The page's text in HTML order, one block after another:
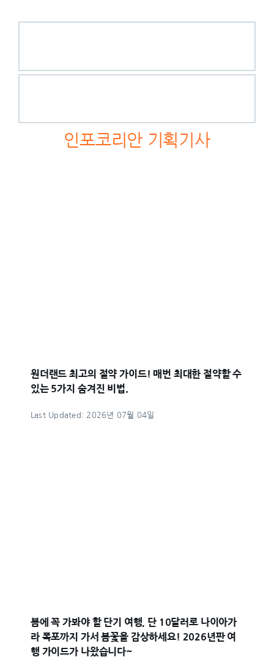
인포코리안 기획기사
원더랜드 최고의 절약 가이드! 매번 최대한 절약할 수
있는 5가지 숨겨진 비법.
Last Updated: 2026년 07월 04일
봄에 꼭 가봐야 할 단기 여행, 단 10달러로 나이아가
라 폭포까지 가서 봄꽃을 감상하세요! 2026년판 여
행 가이드가 나왔습니다~